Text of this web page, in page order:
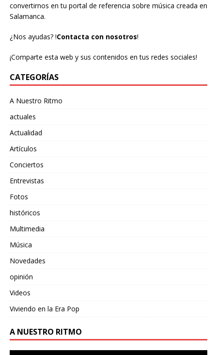
convertirnos en tu portal de referencia sobre música creada en
Salamanca.
¿Nos ayudas? !Contacta con nosotros!
¡Comparte esta web y sus contenidos en tus redes sociales!
CATEGORÍAS
A Nuestro Ritmo
actuales
Actualidad
Artículos
Conciertos
Entrevistas
Fotos
históricos
Multimedia
Música
Novedades
opinión
Videos
Viviendo en la Era Pop
A NUESTRO RITMO